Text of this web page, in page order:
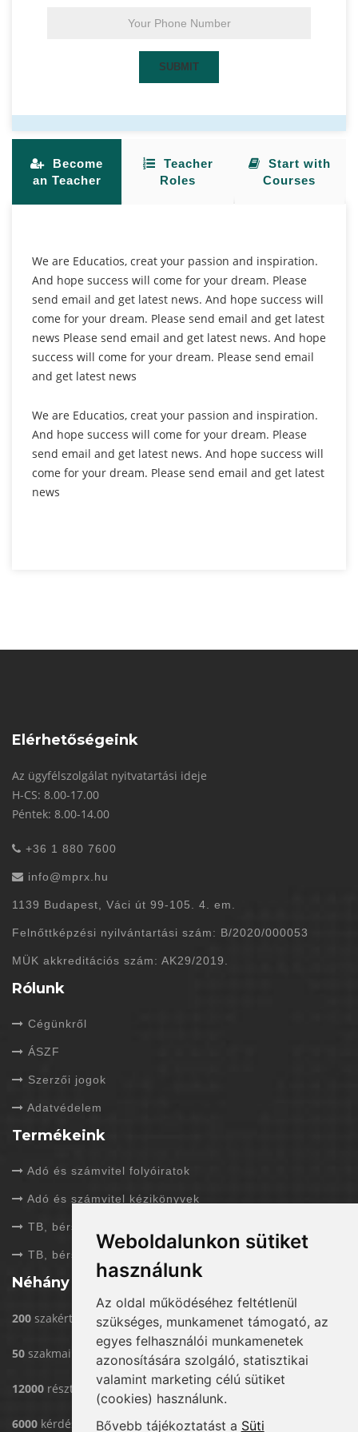
Weboldalunkon sütiket
használunk
Az oldal működéséhez feltétlenül
szükséges, munkamenet támogató, az
egyes felhasználói munkamenetek
azonosítására szolgáló, statisztikai
valamint marketing célú sütiket
(cookies) használunk.
Bővebb tájékoztatást a Süti
Become
an Teacher
Teacher
Roles
Start with
Courses
We are Educatios, creat your passion and inspiration.
And hope success will come for your dream. Please
send email and get latest news. And hope success will
come for your dream. Please send email and get latest
news Please send email and get latest news. And hope
success will come for your dream. Please send email
and get latest news
We are Educatios, creat your passion and inspiration.
And hope success will come for your dream. Please
send email and get latest news. And hope success will
come for your dream. Please send email and get latest
news
Elérhetőségeink
Az ügyfélszolgálat nyitvatartási ideje
H-CS: 8.00-17.00
Péntek: 8.00-14.00
+36 1 880 7600
info@mprx.hu
1139 Budapest, Váci út 99-105. 4. em.
Felnőttképzési nyilvántartási szám: B/2020/000053
MÜK akkreditációs szám: AK29/2019.
Rólunk
Cégünkről
ÁSZF
Szerzői jogok
Adatvédelem
Termékeink
Adó és számvitel folyóiratok
Adó és számvitel kézikönyvek
TB, bérszámfejtés folyóiratok
TB, bérszámfejtés kézikönyvek
Néhány adat rólunk
200 szakértővel dolgozunk
50 szakmai rendezvény/év
12000 résztvevő eddig rendezvényeinken
6000 kérdést válaszoltunk már meg